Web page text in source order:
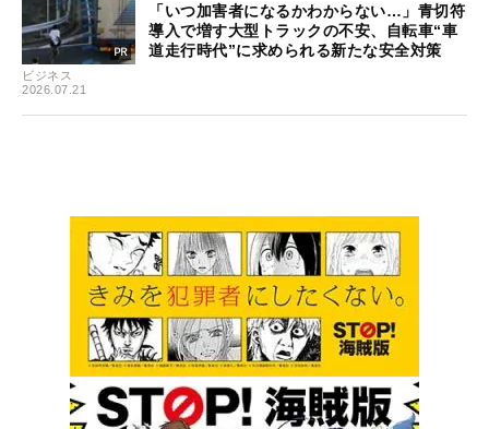
ビジネス
2026.07.21
「いつ加害者になるかわからない…」青切符
導入で増す大型トラックの不安、自転車“車
道走行時代”に求められる新たな安全対策